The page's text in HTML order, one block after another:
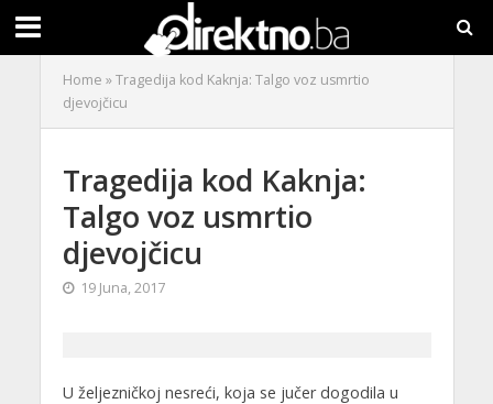
Home »Tragedija kod Kaknja: Talgo voz usmrtio
djevojčicu
Tragedija kod Kaknja:
Talgo voz usmrtio
djevojčicu
19 Juna, 2017
U željezničkoj nesreći, koja se jučer dogodila u